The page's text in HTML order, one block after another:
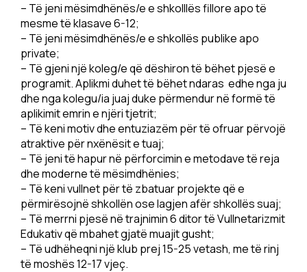
– Të jeni mësimdhënës/e e shkolllës fillore apo të
mesme të klasave 6-12;
– Të jeni mësimdhënës/e e shkollës publike apo
private;
– Të gjeni një koleg/e që dëshiron të bëhet pjesë e
programit. Aplikmi duhet të bëhet ndaras edhe nga ju
dhe nga kolegu/ia juaj duke përmendur në formë të
aplikimit emrin e njëri tjetrit;
– Të keni motiv dhe entuziazëm për të ofruar përvojë
atraktive për nxënësit e tuaj;
– Të jeni të hapur në përforcimin e metodave të reja
dhe moderne të mësimdhënies;
– Të keni vullnet për të zbatuar projekte që e
përmirësojnë shkollën ose lagjen afër shkollës suaj;
– Të merrni pjesë në trajnimin 6 ditor të Vullnetarizmit
Edukativ që mbahet gjatë muajit gusht;
– Të udhëheqni një klub prej 15-25 vetash, me të rinj
të moshës 12-17 vjeç.